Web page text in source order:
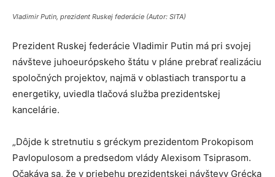
Vladimir Putin, prezident Ruskej federácie (Autor: SITA)
Prezident Ruskej federácie Vladimir Putin má pri svojej
návšteve juhoeurópskeho štátu v pláne prebrať realizáciu
spoločných projektov, najmä v oblastiach transportu a
energetiky, uviedla tlačová služba prezidentskej
kancelárie.
„Dôjde k stretnutiu s gréckym prezidentom Prokopisom
Pavlopulosom a predsedom vlády Alexisom Tsiprasom.
Očakáva sa, že v priebehu prezidentskej návštevy Grécka